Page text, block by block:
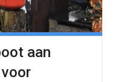
aan